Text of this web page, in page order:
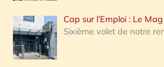
Cap sur l’Emploi : Le
Sixième volet de notre